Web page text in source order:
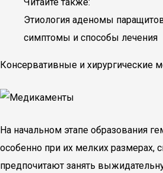
Этиология аденомы
симптомы и способы лечения
Консервативные и хирургические
На начальном этапе образования
особенно при их мелких размерах,
предпочитают занять